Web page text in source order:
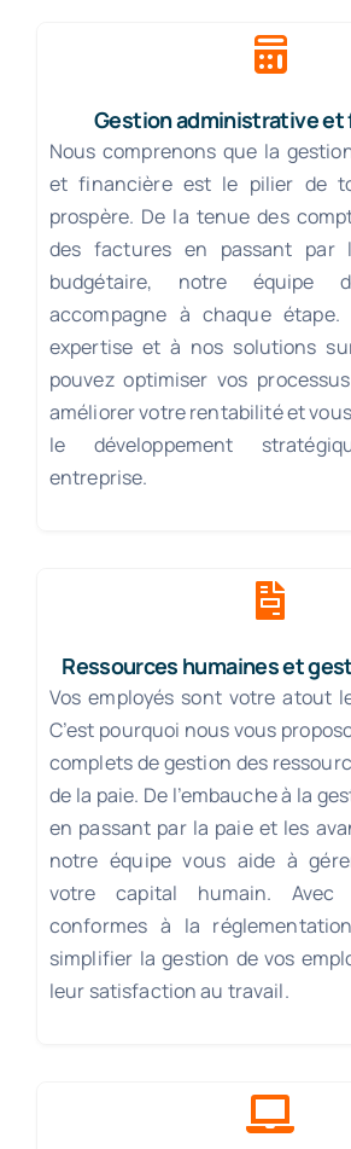
Gestion administrative et
Nous comprenons que la
et financière est le pilier de
prospère. De la tenue des
des factures en passant par
budgétaire, notre équipe
accompagne à chaque
expertise et à nos solutions
pouvez optimiser vos
améliorer votre rentabilité et
le développement
entreprise.
Ressources humaines et
Vos employés sont votre atout
C’est pourquoi nous vous
complets de gestion des
de la paie. De l’embauche à la
en passant par la paie et les
notre équipe vous aide à
votre capital humain. Avec
conformes à la
simplifier la gestion de vos
leur satisfaction au travail.